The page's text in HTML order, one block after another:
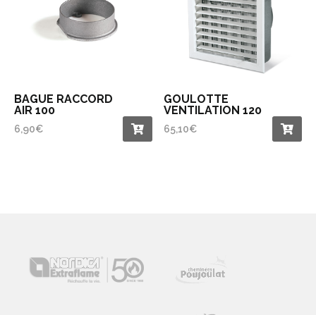
BAGUE RACCORD
AIR 100
6,90€
GOULOTTE
VENTILATION 120
65,10€